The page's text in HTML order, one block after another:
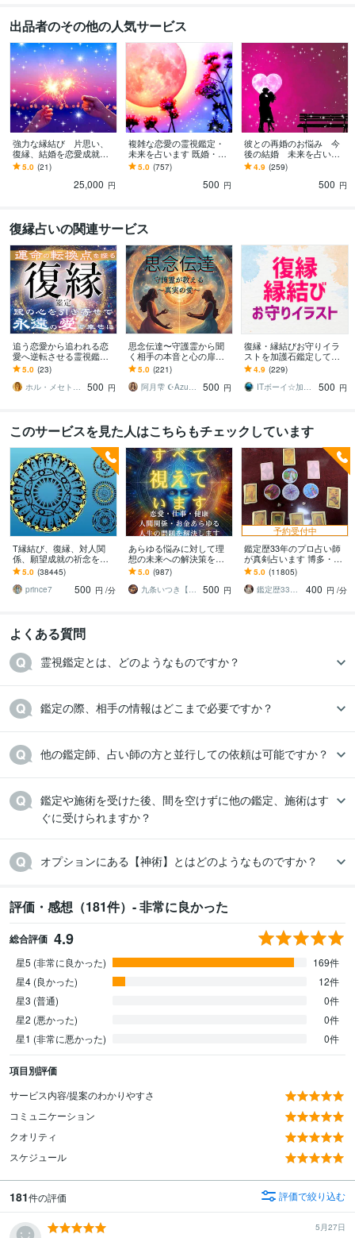
出品者のその他の人気サービス
強力な縁結び 片思い、
復縁、結婚を恋愛成就さ
せます 霊視鑑定・占いの
セット お相手と結ばれ
たい願いを叶えます。
5.0 (21)
25,000 円
複雑な恋愛の霊視鑑定・
未来を占います 既婚・離
婚・本心・嘘・深い霊視
鑑定であなたを幸せへと
5.0 (757)
500 円
彼との再婚のお悩み 今
後の結婚 未来を占いま
す 霊視鑑定で結婚運を占
い、幸せな結婚生活へと
4.9 (259)
500 円
復縁占いの関連サービス
追う恋愛から追われる恋
愛へ逆転させる霊視鑑定
します LINEブロック・音
信不通・自然消滅・遠距
離…解決事例多数＊
5.0 (23)
ホル・メセト◆魂の欠損を埋める運命修復師
500 円
思念伝達〜守護霊から聞
く相手の本音と心の扉開
きます 【人気サービス】
お相手様の守護霊と対話
しあなたを導きます
5.0 (221)
阿月雫 ☪︎Azuki☪︎
500 円
復縁・縁結びお守りイラ
ストを加護石鑑定して描
きます 所持するだけでOK
な専用アイテムです☆24
時間以内対応☆
4.9 (229)
ITボーイ☆加護石・イラスト占い師
500 円
このサービスを見た人はこちらもチェックしています
T縁結び、復縁、対人関
係、願望成就の祈念を承
ります 対象者の思いと状
況、対象者との対話、祈
念
5.0 (38445)
prince7
500 円 /分
あらゆる悩みに対して理
想の未来への解決策を授
けます 人生が上手くいか
ないと悩んでいる人に未
来を好転させる魂の導き
5.0 (987)
九条いつき【高次元宇宙霊視師】
500 円
予約受付中
鑑定歴33年のプロ占い師
が真剣占います 博多・廓
屋の純血統占い祈願師
雷鳥
5.0 (11805)
鑑定歴33年のプロ占い師 雷鳥
400 円 /分
よくある質問
鑑定や施術を受けた後、間を空けずに他の鑑定、施術はす
評価・感想（181件）- 非常に良かった
総合評価 4.9
星5 (非常に良かった)
169件
星4 (良かった)
12件
星3 (普通)
0件
星2 (悪かった)
0件
星1 (非常に悪かった)
0件
項目別評価
サービス内容/提案のわかりやすさ
コミュニケーション
クオリティ
スケジュール
181件の評価 評価で絞り込む
5月27日